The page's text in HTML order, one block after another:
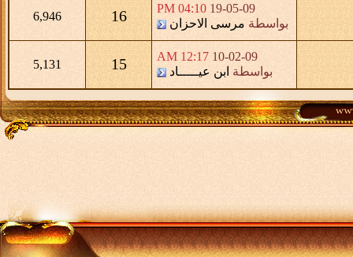
19-05-09
04:10 PM
بواسطة مرسى الاحزان 16
6,946
10-02-09
12:17 AM
بواسطة ابن عيـــــاد 15
5,131